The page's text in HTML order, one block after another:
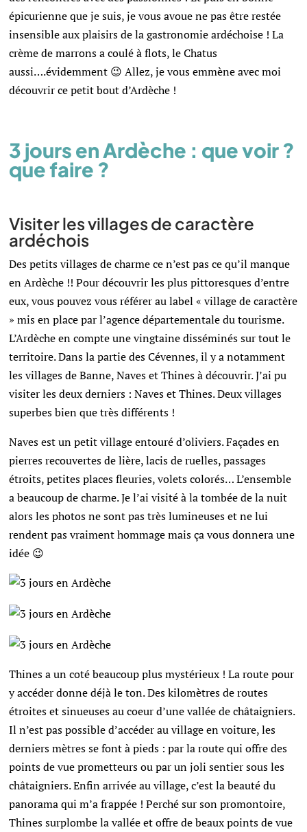
épicurienne que je suis, je vous avoue ne pas être restée
insensible aux plaisirs de la gastronomie ardéchoise ! La
crème de marrons a coulé à flots, le Chatus
aussi….évidemment 😉 Allez, je vous emmène avec moi
découvrir ce petit bout d’Ardèche !
3 jours en Ardèche : que voir ?
que faire ?
Visiter les villages de caractère
ardéchois
Des petits villages de charme ce n’est pas ce qu’il manque
en Ardèche !! Pour découvrir les plus pittoresques d’entre
eux, vous pouvez vous référer au label « village de caractère
» mis en place par l’agence départementale du tourisme.
L’Ardèche en compte une vingtaine disséminés sur tout le
territoire. Dans la partie des Cévennes, il y a notamment
les villages de Banne, Naves et Thines à découvrir. J’ai pu
visiter les deux derniers : Naves et Thines. Deux villages
superbes bien que très différents !
Naves est un petit village entouré d’oliviers. Façades en
pierres recouvertes de lière, lacis de ruelles, passages
étroits, petites places fleuries, volets colorés… L’ensemble
a beaucoup de charme. Je l’ai visité à la tombée de la nuit
alors les photos ne sont pas très lumineuses et ne lui
rendent pas vraiment hommage mais ça vous donnera une
idée 😉
Thines a un coté beaucoup plus mystérieux ! La route pour
y accéder donne déjà le ton. Des kilomètres de routes
étroites et sinueuses au coeur d’une vallée de châtaigniers.
Il n’est pas possible d’accéder au village en voiture, les
derniers mètres se font à pieds : par la route qui offre des
points de vue prometteurs ou par un joli sentier sous les
châtaigniers.Enfin arrivée au village, c’est la beauté du
panorama qui m’a frappée ! Perché sur son promontoire,
Thines surplombe la vallée et offre de beaux points de vue